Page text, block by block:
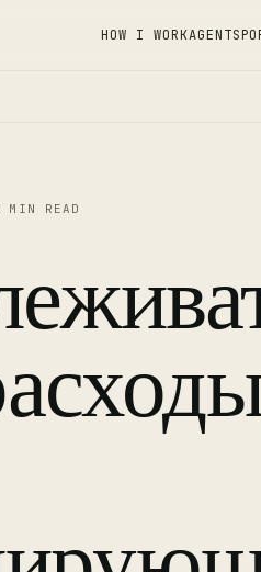
HOW I WORKAGENTS
MIN READ